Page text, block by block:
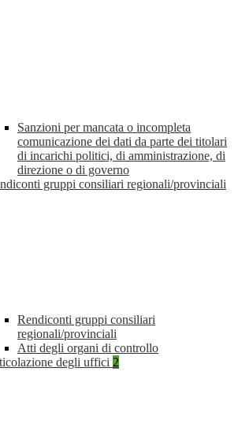
Sanzioni per mancata o incompleta
comunicazione dei dati da parte dei titolari
di incarichi politici, di amministrazione, di
direzione o di governo
gruppi consiliari regionali/provinciali
Rendiconti gruppi consiliari
regionali/provinciali
Atti degli organi di controllo
degli uffici 2